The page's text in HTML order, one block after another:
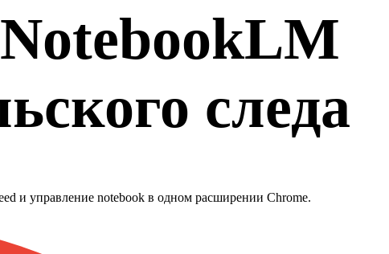
следа
и управление notebook в одном расширении Chrome.